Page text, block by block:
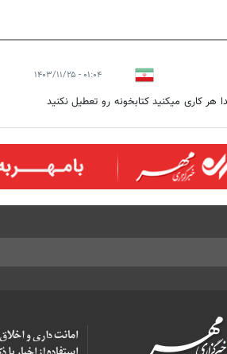
۰۱:۰۴ - ۱۴۰۳/۱۱/۲۵
هر کاری میکنید کتابخونه رو تعطیل نکنید